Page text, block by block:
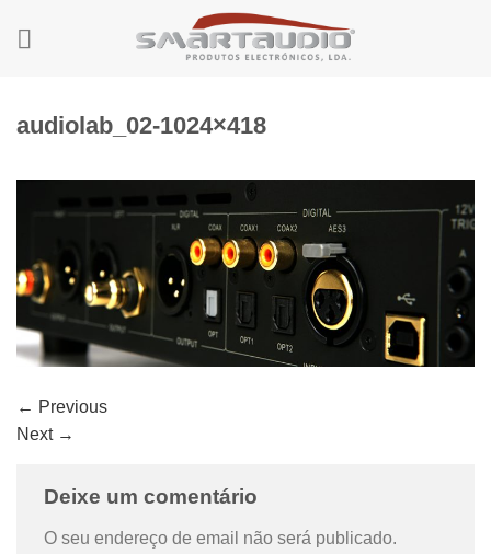
audiolab_02-1024×418
← Previous
Next →
Deixe um comentário
O seu endereço de email não será publicado.